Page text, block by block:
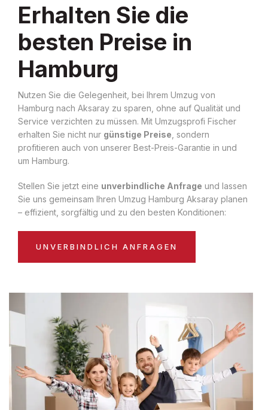
Erhalten Sie die
besten Preise in
Hamburg
Nutzen Sie die Gelegenheit, bei Ihrem Umzug von
Hamburg nach Aksaray zu sparen, ohne auf Qualität und
Service verzichten zu müssen. Mit Umzugsprofi Fischer
erhalten Sie nicht nur günstige Preise , sondern
profitieren auch von unserer Best-Preis-Garantie in und
um Hamburg.
Stellen Sie jetzt eine unverbindliche Anfrage und lassen
Sie uns gemeinsam Ihren Umzug Hamburg Aksaray planen
– effizient, sorgfältig und zu den besten Konditionen:
UNVERBINDLICH ANFRAGEN